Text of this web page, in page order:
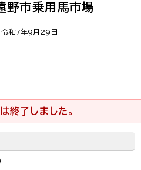
野市乗用馬市場
和7年9月29日
終了しました。